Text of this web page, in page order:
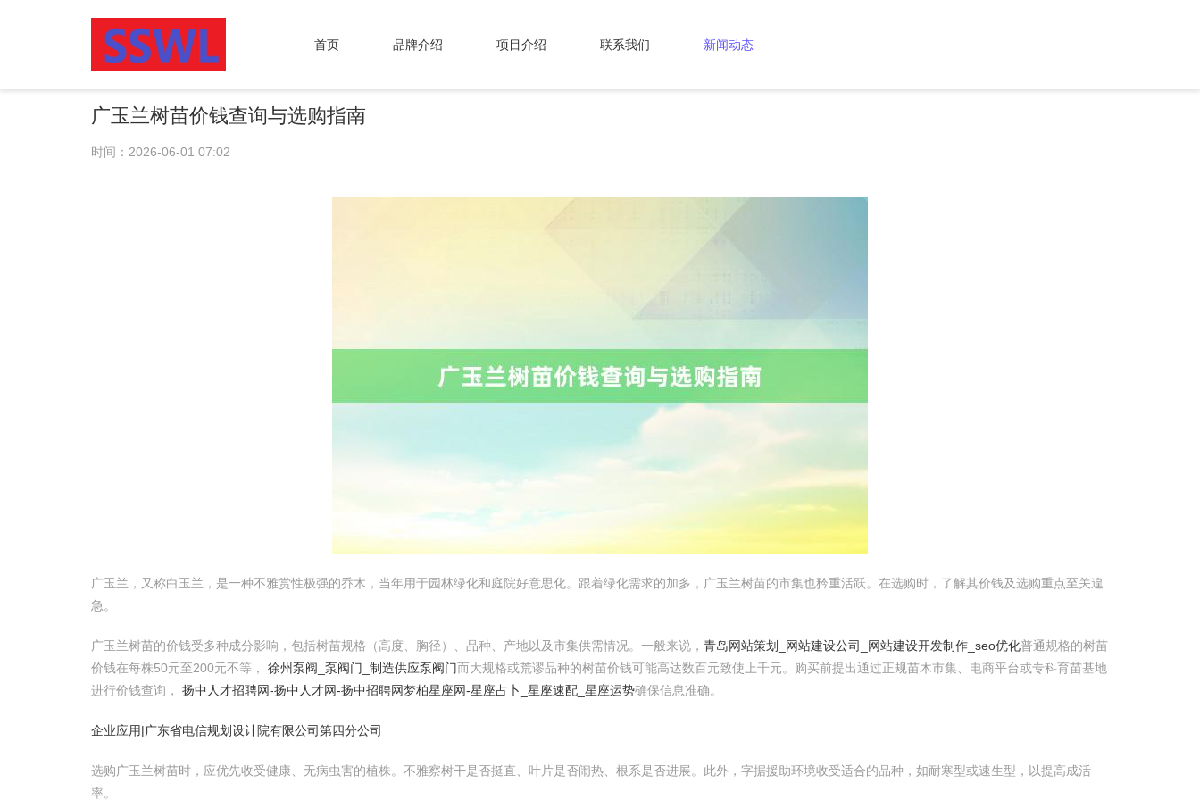
首页 品牌介绍 项目介绍 联系我们 新闻动态
广玉兰树苗价钱查询与选购指南
时间：2026-06-01 07:02
广玉兰，又称白玉兰，是一种不雅赏性极强的乔木，当年用于园林绿化和庭院好意思化。跟着绿化需求的加多，广玉兰树苗的市集也矜重活跃。在选购时，了解其价钱及选购重点至关遑
急。
广玉兰树苗的价钱受多种成分影响，包括树苗规格（高度、胸径）、品种、产地以及市集供需情况。一般来说， 青岛网站策划_网站建设公司_网站建设开发制作_seo优化普通规格的树苗
价钱在每株50元至200元不等， 徐州泵阀_泵阀门_制造供应泵阀门而大规格或荒谬品种的树苗价钱可能高达数百元致使上千元。购买前提出通过正规苗木市集、电商平台或专科育苗基地
进行价钱查询， 扬中人才招聘网-扬中人才网-扬中招聘网梦柏星座网-星座占卜_星座速配_星座运势确保信息准确。
企业应用|广东省电信规划设计院有限公司第四分公司
选购广玉兰树苗时，应优先收受健康、无病虫害的植株。不雅察树干是否挺直、叶片是否闹热、根系是否进展。此外，字据援助环境收受适合的品种，如耐寒型或速生型，以提高成活
率。